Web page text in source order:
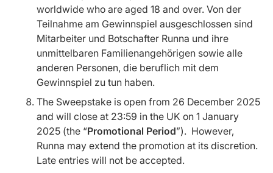
worldwide who are aged 18 and over. Von der
Teilnahme am Gewinnspiel ausgeschlossen sind
Mitarbeiter und Botschafter Runna und ihre
unmittelbaren Familienangehörigen sowie alle
anderen Personen, die beruflich mit dem
Gewinnspiel zu tun haben.
The Sweepstake is open from 26 December 2025
and will close at 23:59 in the UK on 1 January
2025 (the “Promotional Period”). However,
Runna may extend the promotion at its discretion.
Late entries will not be accepted.